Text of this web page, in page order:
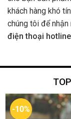
khách hàng khó
chúng tôi để
điện thoại
-10%